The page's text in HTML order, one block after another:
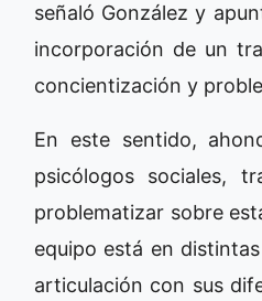
señaló González y
incorporación de un
concientización y
En este sentido,
psicólogos sociales,
problematizar sobre
equipo está en
articulación con sus